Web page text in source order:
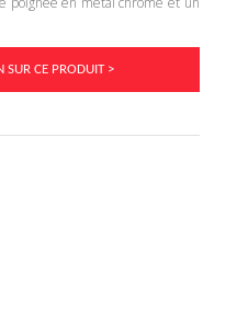
SUR CE PRODUIT >